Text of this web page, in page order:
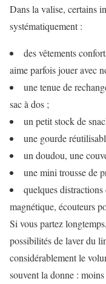
Dans la valise, certains
systématiquement :
des vêtements
aime parfois jouer avec
une tenue de
sac à dos ;
un petit stock de
une gourde
un doudou, une
une mini trousse de
quelques
magnétique, écouteurs
Si vous partez
possibilités de laver du
considérablement le
souvent la donne :